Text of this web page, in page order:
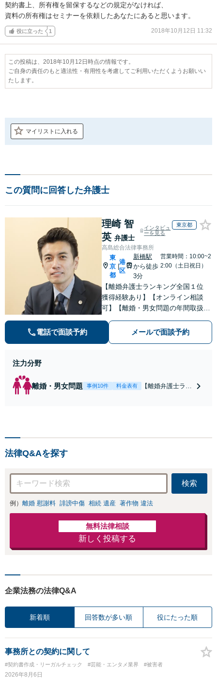
契約書上、所有権を留保するなどの規定がなければ、
資料の所有権はセミナーを依頼したあなたにあると思います。
役に立った 1 2018年10月12日 11:32
この投稿は、2018年10月12日時点の情報です。
ご自身の責任のもと適法性・有用性を考慮してご利用いただくようお願いい
たします。
マイリストに入れる
この質問に回答した弁護士
理崎 智
英 弁護士
インタビュ
ーを見る
東京都
高島総合法律事務所
東
京
都
港
区
新橋駅
から徒歩
3分
営業時間：10:00~2
2:00（土日祝日）
【離婚弁護士ランキング全国１位
獲得経験あり】【オンライン相談
可】【離婚・男女問題の年間取扱件
き寝入りしたくないという方は是非
ご相談ください。
電話で面談予約 メールで面談予約
注力分野
離婚・男女問題 事例10件 料金表有
【離婚弁護士ラン
で金銭的に満足で
きる解決を目指し
ます。
法律Q&Aを探す
検索
例） 離婚 慰謝料 誹謗中傷 相続 遺産 著作物 違法
無料法律相談
新しく投稿する
企業法務の法律Q&A
新着順 回答数が多い順 役にたった順
事務所との契約に関して
#契約書作成・リーガルチェック #芸能・エンタメ業界 #被害者
2026年8月6日